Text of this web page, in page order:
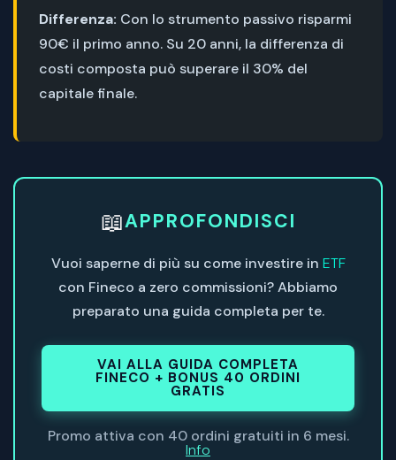
Differenza: Con lo strumento passivo risparmi
90€ il primo anno. Su 20 anni, la differenza di
costi composta può superare il 30% del
capitale finale.
📖APPROFONDISCI
Vuoi saperne di più su come investire in ETF
con Fineco a zero commissioni? Abbiamo
preparato una guida completa per te.
VAI ALLA GUIDA COMPLETA
FINECO + BONUS 40 ORDINI
GRATIS
Promo attiva con 40 ordini gratuiti in 6 mesi.
Info